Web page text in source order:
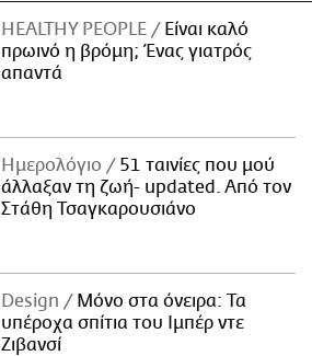
HEALTHY PEOPLE
Είναι καλό
πρωινό η βρόμη; Ένας γιατρός
απαντά
Ημερολόγιο
51 ταινίες που μού
άλλαξαν τη ζωή- updated. Aπό τον
Στάθη Τσαγκαρουσιάνο
Design
Μόνο στα όνειρα: Τα
υπέροχα σπίτια του Ιμπέρ ντε
Ζιβανσί